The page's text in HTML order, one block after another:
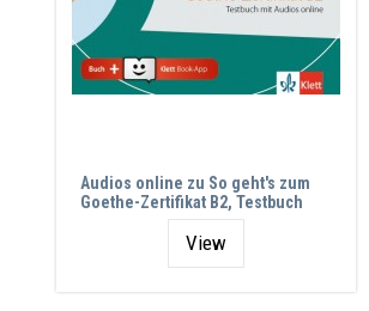
Audios online zu So geht's zum
Goethe-Zertifikat B2, Testbuch
View